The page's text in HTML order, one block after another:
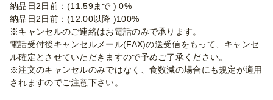
納品日2日前：(11:59まで ) 0%
納品日2日前：(12:00以降 )100%
※キャンセルのご連絡はお電話のみで承ります。
電話受付後キャンセルメール(FAX)の送受信をもって、キャンセ
ル確定とさせていただきますので予めご了承ください。
※注文のキャンセルのみではなく、食数減の場合にも規定が適用
されますのでご注意下さい。